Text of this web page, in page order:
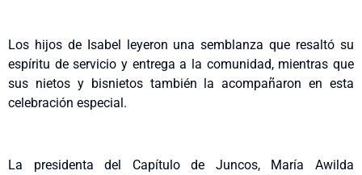
Los hijos de Isabel leyeron una semblanza que resaltó su
espíritu de servicio y entrega a la comunidad, mientras que
sus nietos y bisnietos también la acompañaron en esta
celebración especial.
La presidenta del Capítulo de Juncos, María Awilda